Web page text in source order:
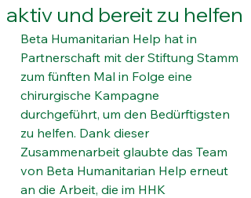
aktiv und bereit zu helfen
Beta Humanitarian Help hat in
Partnerschaft mit der Stiftung Stamm
zum fünften Mal in Folge eine
chirurgische Kampagne
durchgeführt, um den Bedürftigsten
zu helfen. Dank dieser
Zusammenarbeit glaubte das Team
von Beta Humanitarian Help erneut
an die Arbeit, die im HHK